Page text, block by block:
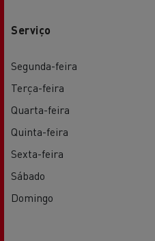
Serviço
Segunda-feira
Terça-feira
Quarta-feira
Quinta-feira
Sexta-feira
Sábado
Domingo